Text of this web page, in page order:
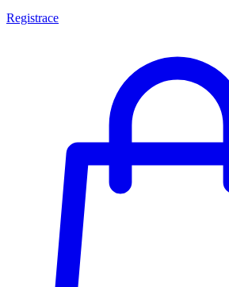
Registrace